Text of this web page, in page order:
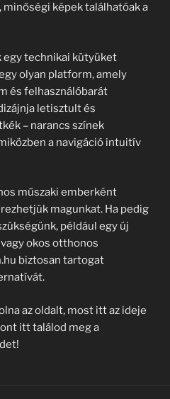
képek találhatóak a
egy technikai kütyüket
olyan platform, amely
és felhasználóbarát
letisztult és
– narancs színek
a navigáció intuitív
műszaki emberként
magunkat. Ha pedig
például egy új
okos otthonos
biztosan tartogat
az oldalt, most itt az ideje
itt találod meg a